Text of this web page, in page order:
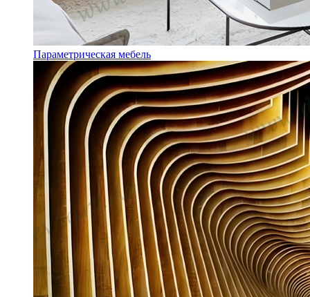
Параметрическая мебель